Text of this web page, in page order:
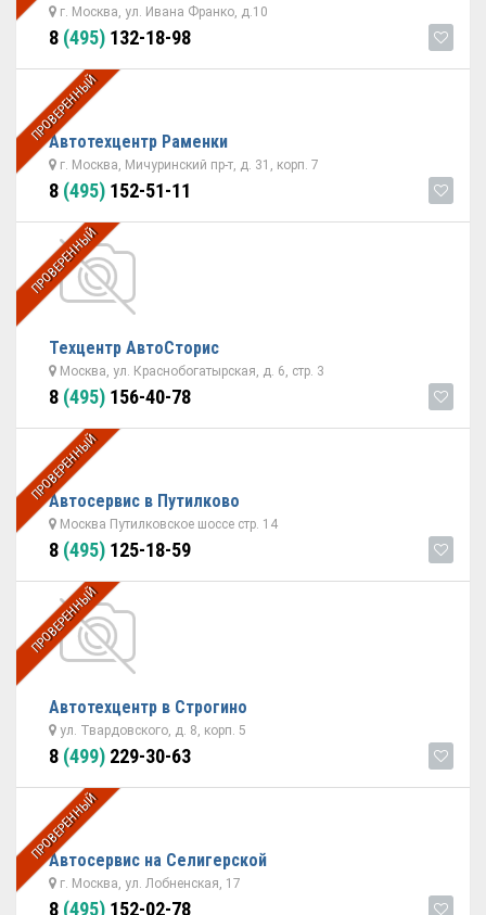
г. Москва, ул. Ивана Франко, д.10
8 (495) 132-18-98
ПРОВЕРЕННЫЙ
Автотехцентр Раменки
г. Москва, Мичуринский пр-т, д. 31, корп. 7
8 (495) 152-51-11
ПРОВЕРЕННЫЙ
Техцентр АвтоСторис
Москва, ул. Краснобогатырская, д. 6, стр. 3
8 (495) 156-40-78
ПРОВЕРЕННЫЙ
Автосервис в Путилково
Москва Путилковское шоссе стр. 14
8 (495) 125-18-59
ПРОВЕРЕННЫЙ
Автотехцентр в Строгино
ул. Твардовского, д. 8, корп. 5
8 (499) 229-30-63
ПРОВЕРЕННЫЙ
Автосервис на Селигерской
г. Москва, ул. Лобненская, 17
8 (495) 152-02-78